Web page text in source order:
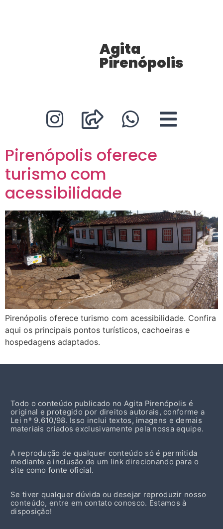
Agita
Pirenópolis
Pirenópolis oferece
turismo com
acessibilidade
Pirenópolis oferece turismo com acessibilidade. Confira
aqui os principais pontos turísticos, cachoeiras e
hospedagens adaptados.
Todo o conteúdo publicado no Agita Pirenópolis é
original e protegido por direitos autorais, conforme a
Lei nº 9.610/98. Isso inclui textos, imagens e demais
materiais criados exclusivamente pela nossa equipe.
A reprodução de qualquer conteúdo só é permitida
mediante a inclusão de um link direcionando para o
site como fonte oficial.
Se tiver qualquer dúvida ou desejar reproduzir nosso
conteúdo, entre em contato conosco. Estamos à
disposição!